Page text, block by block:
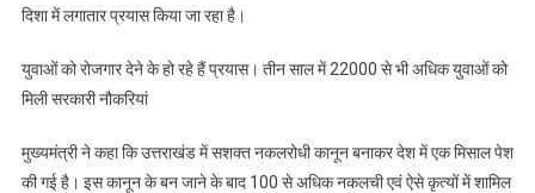
दिशा में लगातार प्रयास किया जा रहा है।
युवाओं को रोजगार देने के हो रहे हैं प्रयास। तीन साल में 22000 से भी अधिक युवाओं को
मिली सरकारी नौकरियां
मुख्यमंत्री ने कहा कि उत्तराखंड में सशक्त नकलरोधी कानून बनाकर देश में एक मिसाल पेश
की गई है। इस कानून के बन जाने के बाद 100 से अधिक नकलची एवं ऐसे कृत्यों में शामिल